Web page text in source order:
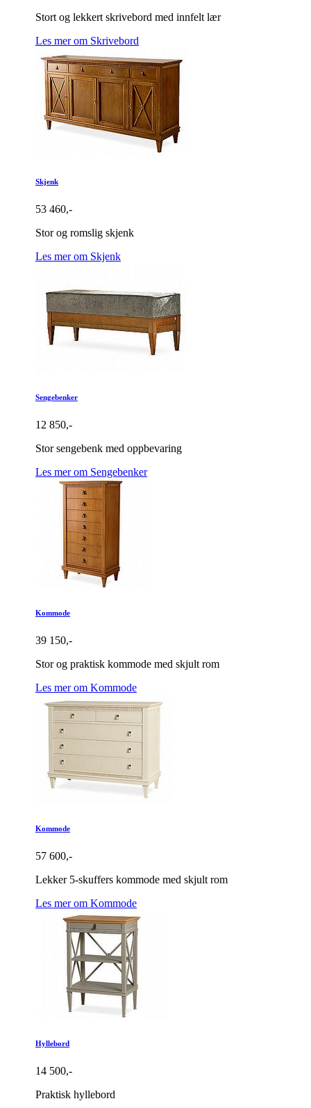
Stort og lekkert skrivebord med innfelt lær
Les mer om Skrivebord
Skjenk
53 460,-
Stor og romslig skjenk
Les mer om Skjenk
Sengebenker
12 850,-
Stor sengebenk med oppbevaring
Les mer om Sengebenker
Kommode
39 150,-
Stor og praktisk kommode med skjult rom
Les mer om Kommode
Kommode
57 600,-
Lekker 5-skuffers kommode med skjult rom
Les mer om Kommode
Hyllebord
14 500,-
Praktisk hyllebord